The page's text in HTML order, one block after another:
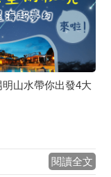
山水帶你出發4大
閱讀全文